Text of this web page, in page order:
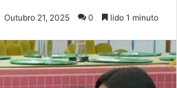
Outubro 21, 2025 0 lido 1 minuto